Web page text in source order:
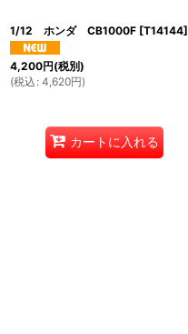
1/12 ホンダ CB1000F [T14144]
4,200円(税別)
(税込 : 4,620円)
カートに入れる